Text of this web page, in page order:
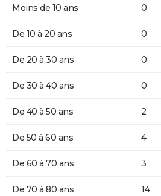
Moins de 10 ans 0
De 10 à 20 ans 0
De 20 à 30 ans 0
De 30 à 40 ans 0
De 40 à 50 ans 2
De 50 à 60 ans 4
De 60 à 70 ans 3
De 70 à 80 ans 14